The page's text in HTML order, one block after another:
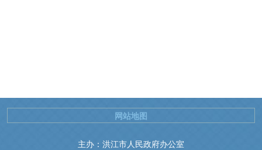
主办：洪江市人民政府办公室
网站地图